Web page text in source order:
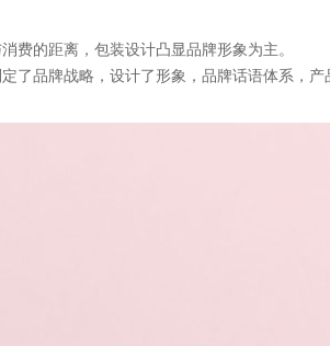
费的距离，包装设计凸显品牌形象为主。
品牌战略，设计了形象，品牌话语体系，